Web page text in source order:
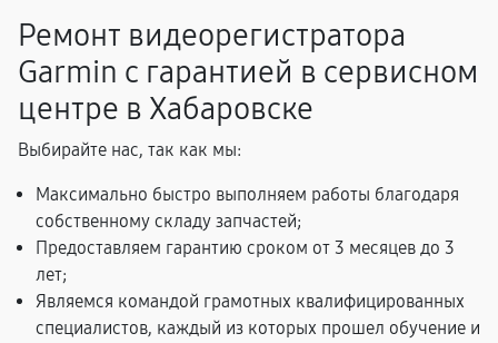
Ремонт видеорегистратора
Garmin с гарантией в сервисном
центре в Хабаровске
Выбирайте нас, так как мы:
Максимально быстро выполняем работы благодаря
собственному складу запчастей;
Предоставляем гарантию сроком от 3 месяцев до 3
лет;
Являемся командой грамотных квалифицированных
специалистов, каждый из которых прошел обучение и